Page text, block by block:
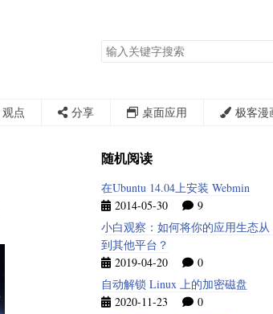
搜
索
观点 分享 桌面应用 极客漫
随机阅读
在Ubuntu 14.04上安装 Webmin
2014-05-30
9
小白观察：如何将你的应用生态从
到其他平台？
2019-04-20
0
自动解锁 Linux 上的加密磁盘
2020-11-23
0